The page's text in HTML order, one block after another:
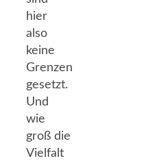
hier
also
keine
Grenzen
gesetzt.
Und
wie
groß die
Vielfalt